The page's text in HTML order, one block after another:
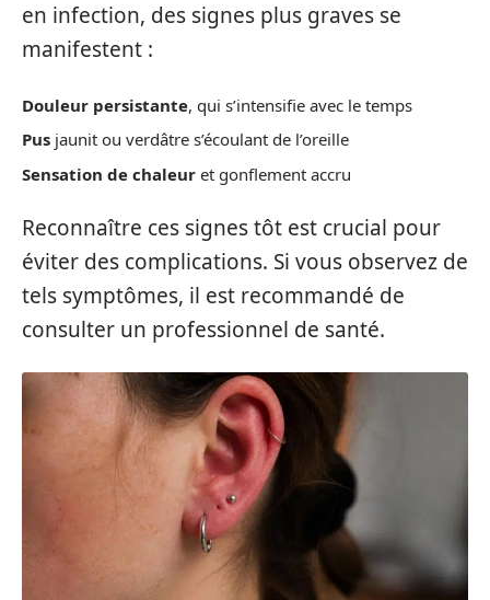
en infection, des signes plus graves se
manifestent :
Douleur persistante, qui s’intensifie avec le temps
Pus jaunit ou verdâtre s’écoulant de l’oreille
Sensation de chaleur et gonflement accru
Reconnaître ces signes tôt est crucial pour
éviter des complications. Si vous observez de
tels symptômes, il est recommandé de
consulter un professionnel de santé.